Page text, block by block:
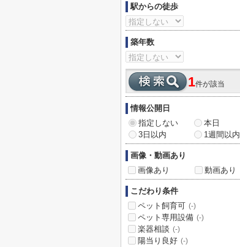
駅からの徒歩
築年数
1件が該当
情報公開日
指定しない
本日
3日以内
1週間以内
画像・動画あり
画像あり
動画あり
こだわり条件
ペット飼育可 (-)
ペット専用設備 (-)
楽器相談 (-)
陽当り良好 (-)